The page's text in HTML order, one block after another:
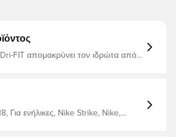
FIT απομακρύνει τον ιδρώτα από
84% πολυεστέρας 10% βαμβάκι 6% σπάντεξ
Για ενήλικες, Nike Strike, Nike,